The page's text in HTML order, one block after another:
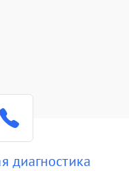
диагностика